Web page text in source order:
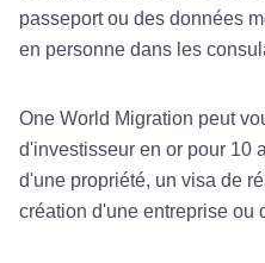
passeport ou des données
en personne dans les
One World Migration peut
d'investisseur en or pour 10
d'une propriété, un visa de
création d'une entreprise ou